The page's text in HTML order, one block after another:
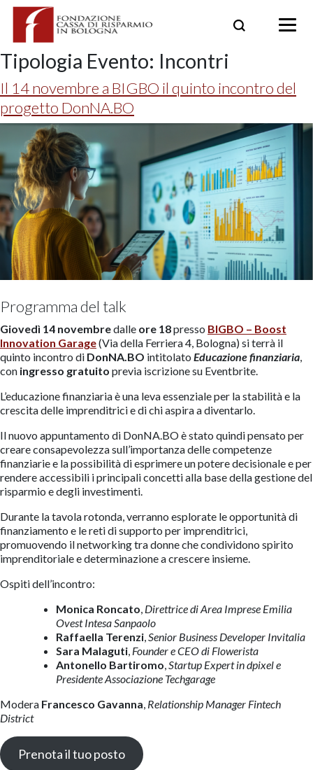
Skip
Tipologia Evento: Incontri
Il 14 novembre a BIGBO il quinto incontro del
progetto DonNA.BO
Programma del talk
Giovedì 14 novembredalle ore 18presso BIGBO – Boost
Innovation Garage(Via della Ferriera 4, Bologna) si terrà il
quinto incontro di DonNA.BO intitolato Educazione finanziaria,
con ingresso gratuito previa iscrizione su Eventbrite.
L’educazione finanziaria è una leva essenziale per la stabilità e la
crescita delle imprenditrici e di chi aspira a diventarlo.
Il nuovo appuntamento di DonNA.BO è stato quindi pensato per
creare consapevolezza sull’importanza delle competenze
finanziarie e la possibilità di esprimere un potere decisionale e per
rendere accessibili i principali concetti alla base della gestione del
risparmio e degli investimenti.
Durante la tavola rotonda, verranno esplorate le opportunità di
finanziamento e le reti di supporto per imprenditrici,
promuovendo il networking tra donne che condividono spirito
imprenditoriale e determinazione a crescere insieme.
Ospiti dell’incontro:
Monica Roncato, Direttrice di Area Imprese Emilia
Ovest Intesa Sanpaolo
Raffaella Terenzi,Senior Business Developer Invitalia
Sara Malaguti, Founder e CEO di Flowerista
Antonello Bartiromo,Startup Expert in dpixel e
Presidente Associazione Techgarage
Modera Francesco Gavanna, Relationship Manager Fintech
District
Prenota il tuo posto